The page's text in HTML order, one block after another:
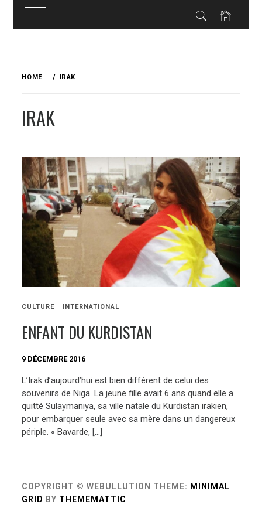
HOME IRAK
IRAK
CULTURE INTERNATIONAL
ENFANT DU KURDISTAN
9 DÉCEMBRE 2016
L’Irak d’aujourd’hui est bien différent de celui des
souvenirs de Niga. La jeune fille avait 6 ans quand elle a
quitté Sulaymaniya, sa ville natale du Kurdistan irakien,
pour embarquer seule avec sa mère dans un dangereux
périple. « Bavarde, […]
COPYRIGHT © WEBULLUTION THEME: MINIMAL
GRID BY THEMEMATTIC